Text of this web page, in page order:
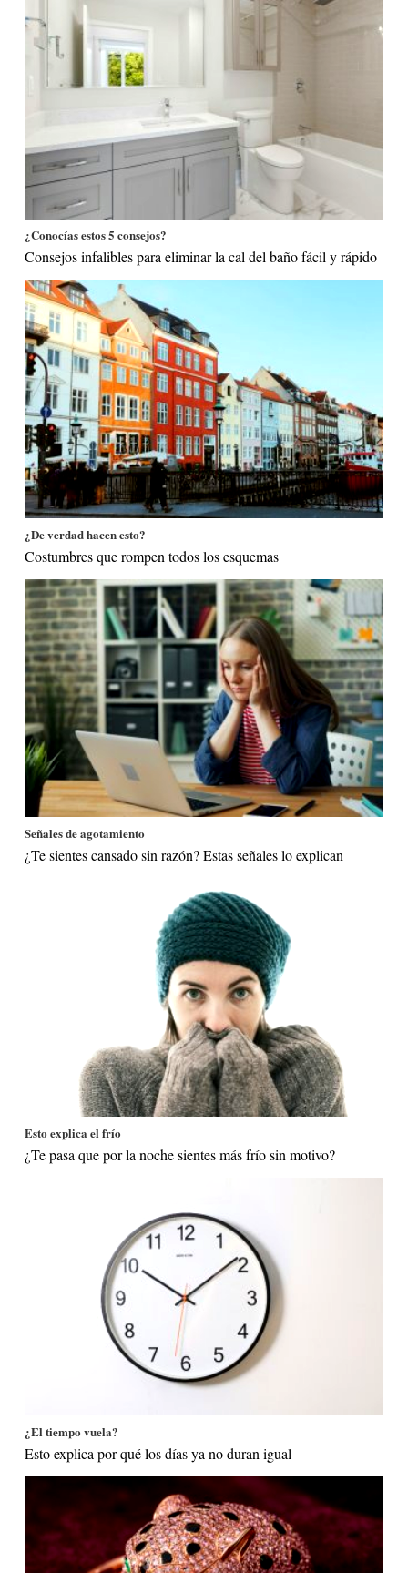
¿Conocías estos 5 consejos?
Consejos infalibles para eliminar la cal del baño fácil y rápido
¿De verdad hacen esto?
Costumbres que rompen todos los esquemas
Señales de agotamiento
¿Te sientes cansado sin razón? Estas señales lo explican
Esto explica el frío
¿Te pasa que por la noche sientes más frío sin motivo?
¿El tiempo vuela?
Esto explica por qué los días ya no duran igual